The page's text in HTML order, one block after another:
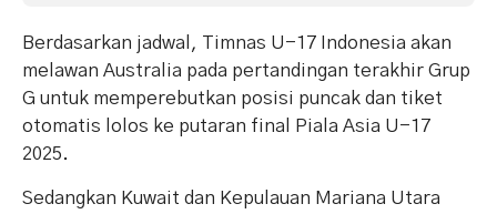
Berdasarkan jadwal, Timnas U-17 Indonesia akan
melawan Australia pada pertandingan terakhir Grup
G untuk memperebutkan posisi puncak dan tiket
otomatis lolos ke putaran final Piala Asia U-17
2025.
Sedangkan Kuwait dan Kepulauan Mariana Utara